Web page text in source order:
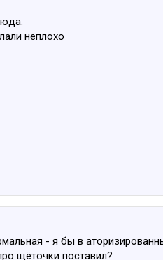
неплохо
- я бы в
щёточки поставил?